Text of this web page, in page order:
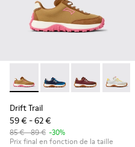
Drift Trail - K800548-027 -
Drift Trail -Drift Trail -
Drift
Drift Trail
59 € - 62 €
85 € - 89 € -30%
Prix final en fonction de la taille